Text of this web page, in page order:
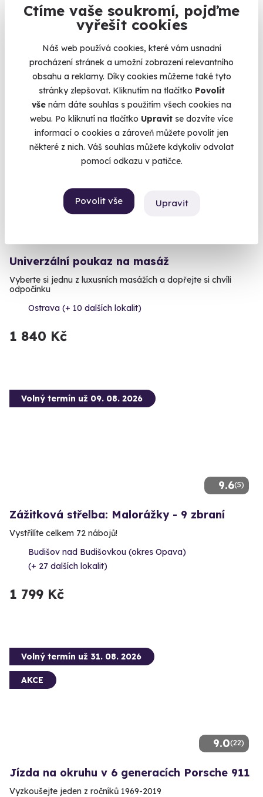
Ctíme vaše soukromí, pojďme
vyřešit cookies
Náš web používá cookies, které vám usnadní
procházení stránek a umožní zobrazení relevantního
obsahu a reklamy. Díky cookies můžeme také tyto
stránky zlepšovat. Kliknutím na tlačítko Povolit
vše nám dáte souhlas s použitím všech cookies na
webu. Po kliknutí na tlačítko Upravit se dozvíte více
informací o cookies a zároveň můžete povolit jen
některé z nich. Váš souhlas můžete kdykoliv odvolat
pomocí odkazu v patičce.
Povolit vše Upravit
Zážitková střelba: Dlouhé zbraně - 6 zbraní
Z každé zbraně si zastřílíte pětkrát - celkem 30 výstřelů.
(+ 28 dalších lokalit)
1 899 Kč
Novinka
Univerzální poukaz na masáž
Vyberte si jednu z luxusních masážích a dopřejte si chvíli
odpočínku
Ostrava (+ 10 dalších lokalit)
1 840 Kč
9.6(5)
Volný termín už 09. 08. 2026
Zážitková střelba: Malorážky - 9 zbraní
Vystřílíte celkem 72 nábojů!
Budišov nad Budišovkou (okres Opava)
(+ 27 dalších lokalit)
1 799 Kč
9.0(22)
Volný termín už 31. 08. 2026
AKCE
Jízda na okruhu v 6 generacích Porsche 911
Vyzkoušejte jeden z ročníků 1969-2019